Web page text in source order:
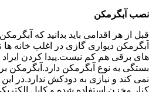
نصب آبگرمکن
قبل از هر اقدامی باید بدانید که
آبگرمکن دیواری گازی در اغلب خانه
های برقی هم کم نیست.پیدا کردن ایراد
بستگی به نوع آبگرمکن دارد.آبگرمکن
نمی کند و نیازی به دودکش ندارد.در